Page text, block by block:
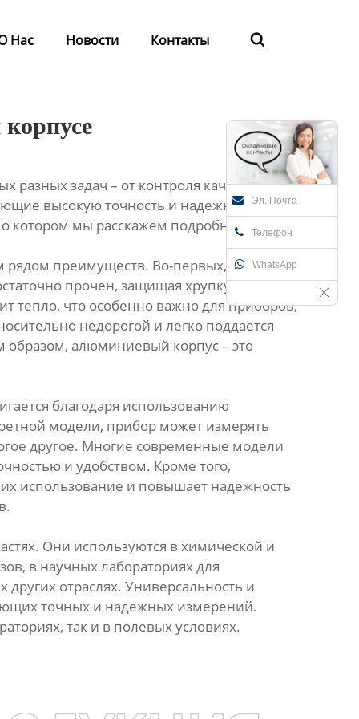
Нас Новости Контакты 
Эл. Почта
Телефон
WhatsApp
задач – от контроля качества
высокую точность и надежность
котором мы расскажем подробнее.
рядом преимуществ. Во-первых,
прочен, защищая хрупкую
тепло, что особенно важно для приборов,
недорогой и легко поддается
образом, алюминиевый корпус – это
благодаря использованию
модели, прибор может измерять
другое. Многие современные модели
и удобством. Кроме того,
использование и повышает надежность
Они используются в химической и
в научных лабораториях для
отраслях. Универсальность и
точных и надежных измерений.
так и в полевых условиях.